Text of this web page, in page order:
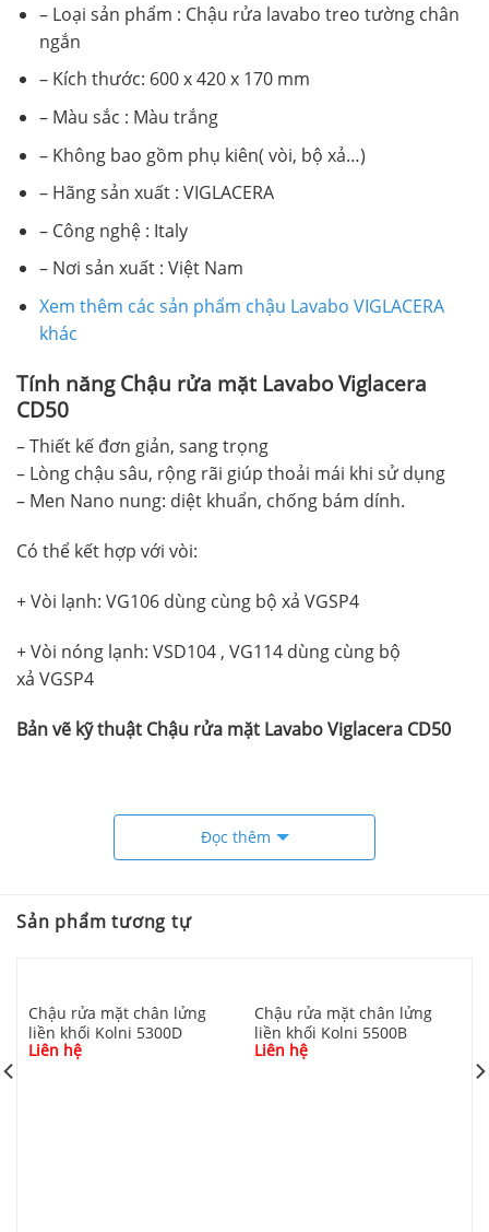
– Loại sản phẩm : Chậu rửa lavabo treo tường chân
ngắn
– Kích thước: 600 x 420 x 170 mm
– Màu sắc : Màu trắng
– Không bao gồm phụ kiên( vòi, bộ xả…)
– Hãng sản xuất : VIGLACERA
– Công nghệ : Italy
– Nơi sản xuất : Việt Nam
Xem thêm các sản phẩm chậu Lavabo VIGLACERA
khác
Tính năng Chậu rửa mặt Lavabo Viglacera
CD50
– Thiết kế đơn giản, sang trọng
– Lòng chậu sâu, rộng rãi giúp thoải mái khi sử dụng
– Men Nano nung: diệt khuẩn, chống bám dính.
Có thể kết hợp với vòi:
+ Vòi lạnh: VG106 dùng cùng bộ xả VGSP4
+ Vòi nóng lạnh: VSD104 , VG114 dùng cùng bộ
xả VGSP4
Bản vẽ kỹ thuật Chậu rửa mặt Lavabo Viglacera CD50
Đọc thêm
Sản phẩm tương tự
Chậu rửa mặt chân lửng
liền khối Kolni 5300D
Liên hệ
Chậu rửa mặt chân lửng
liền khối Kolni 5500B
Liên hệ